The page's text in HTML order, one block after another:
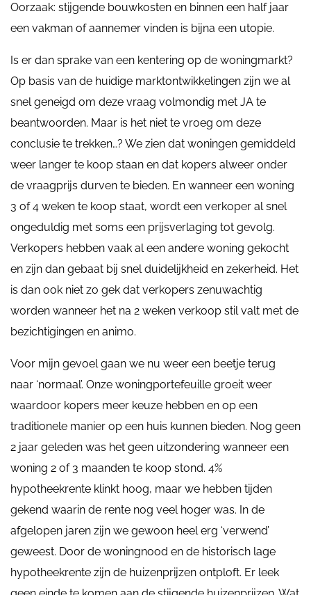
Oorzaak: stijgende bouwkosten en binnen een half jaar
een vakman of aannemer vinden is bijna een utopie.
Is er dan sprake van een kentering op de woningmarkt?
Op basis van de huidige marktontwikkelingen zijn we al
snel geneigd om deze vraag volmondig met JA te
beantwoorden. Maar is het niet te vroeg om deze
conclusie te trekken…? We zien dat woningen gemiddeld
weer langer te koop staan en dat kopers alweer onder
de vraagprijs durven te bieden. En wanneer een woning
3 of 4 weken te koop staat, wordt een verkoper al snel
ongeduldig met soms een prijsverlaging tot gevolg.
Verkopers hebben vaak al een andere woning gekocht
en zijn dan gebaat bij snel duidelijkheid en zekerheid. Het
is dan ook niet zo gek dat verkopers zenuwachtig
worden wanneer het na 2 weken verkoop stil valt met de
bezichtigingen en animo.
Voor mijn gevoel gaan we nu weer een beetje terug
naar ‘normaal’. Onze woningportefeuille groeit weer
waardoor kopers meer keuze hebben en op een
traditionele manier op een huis kunnen bieden. Nog geen
2 jaar geleden was het geen uitzondering wanneer een
woning 2 of 3 maanden te koop stond. 4%
hypotheekrente klinkt hoog, maar we hebben tijden
gekend waarin de rente nog veel hoger was. In de
afgelopen jaren zijn we gewoon heel erg ‘verwend’
geweest. Door de woningnood en de historisch lage
hypotheekrente zijn de huizenprijzen ontploft. Er leek